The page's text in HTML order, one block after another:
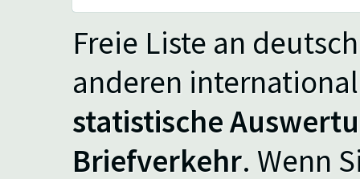
Freie Liste an
anderen
statistische
Briefverkehr. Wenn